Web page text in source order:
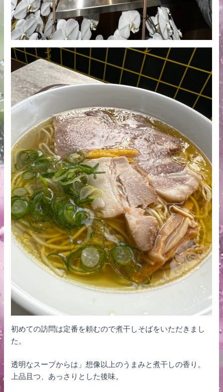
初めての訪問は定番を頼むので煮干しそばをいただきまし
た。
透明なスープからは」想像以上のうまみと煮干しの香り。
上品且つ、あっさりとした後味。